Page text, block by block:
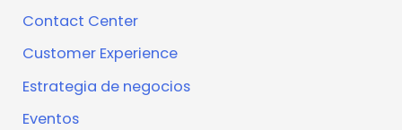
Contact Center
Customer Experience
Estrategia de negocios
Eventos